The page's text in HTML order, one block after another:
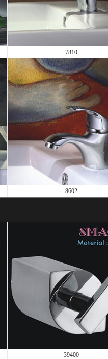
7810
8602
39400